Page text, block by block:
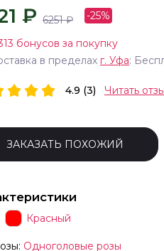
₽ 6251₽ -25%
бонусов за покупку
в пределах г. Уфа:
4.9 (3) Читать
ЗАКАЗАТЬ ПОХОЖИЙ
Красный
Одноголовые розы